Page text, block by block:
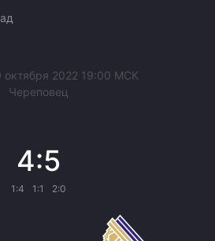
октября 2022 19:00 МСК
Череповец
4:5
1:4 1:1 2:0